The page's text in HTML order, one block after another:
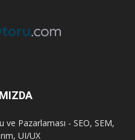
Pazarlaması - SEO, SEM,
UI/UX